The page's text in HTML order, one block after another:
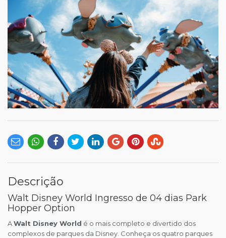
Descrição
Walt Disney World Ingresso de 04 dias Park
Hopper Option
AWalt Disney World é o mais completo e divertido dos
complexos de parques da Disney. Conheça os quatro parques